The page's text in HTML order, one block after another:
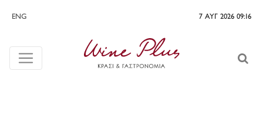
ENG 7 ΑΥΓ 2026 09:16